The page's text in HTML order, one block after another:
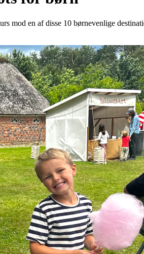
mod en af disse 10 børnevenlige